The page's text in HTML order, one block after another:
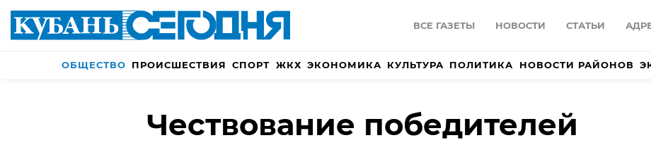
ВСЕ ГАЗЕТЫ НОВОСТИ СТАТЬИ
ОБЩЕСТВО ПРОИСШЕСТВИЯ СПОРТ ЖКХ ЭКОНОМИКА КУЛЬТУРА ПОЛИТИКА НОВОСТИ РАЙОНОВ
Чествование победителей